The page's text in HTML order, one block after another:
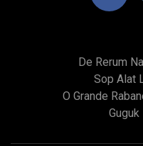
De Rerum
Sop Alat
O Grande